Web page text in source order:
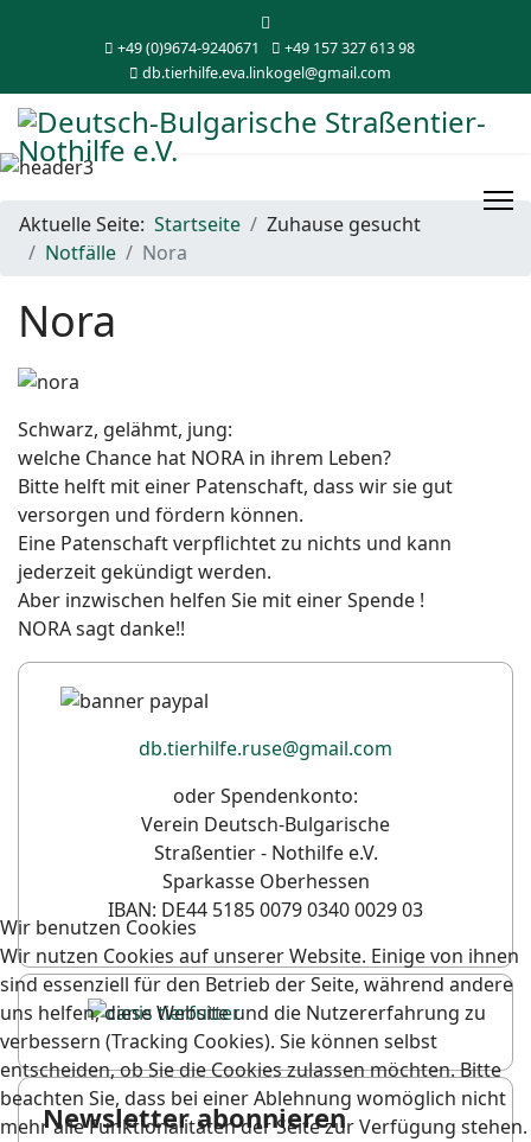
+49 (0)9674-9240671
+49 157 327 613 98
db.tierhilfe.eva.linkogel@gmail.com
Aktuelle Seite: Startseite
Zuhause gesucht
Notfälle
Nora
Nora
Schwarz, gelähmt, jung:
welche Chance hat NORA in ihrem Leben?
Bitte helft mit einer Patenschaft, dass wir sie gut
versorgen und fördern können.
Eine Patenschaft verpflichtet zu nichts und kann
jederzeit gekündigt werden.
Aber inzwischen helfen Sie mit einer Spende !
NORA sagt danke!!
db.tierhilfe.ruse@gmail.com
oder Spendenkonto:
Verein Deutsch-Bulgarische
Straßentier - Nothilfe e.V.
Sparkasse Oberhessen
IBAN: DE44 5185 0079 0340 0029 03
Newsletter abonnieren
Wir benutzen Cookies
Wir nutzen Cookies auf unserer Website. Einige von ihnen
sind essenziell für den Betrieb der Seite, während andere
uns helfen, diese Website und die Nutzererfahrung zu
verbessern (Tracking Cookies). Sie können selbst
entscheiden, ob Sie die Cookies zulassen möchten. Bitte
beachten Sie, dass bei einer Ablehnung womöglich nicht
mehr alle Funktionalitäten der Seite zur Verfügung stehen.